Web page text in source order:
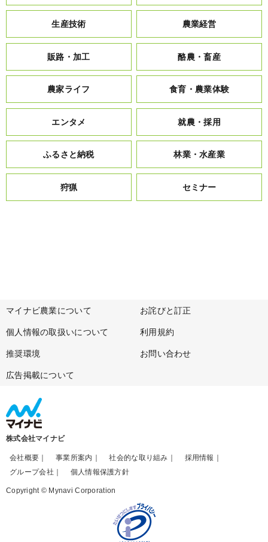
生産技術 農業経営
販路・加工 酪農・畜産
農家ライフ 食育・農業体験
エンタメ 就農・採用
ふるさと納税 林業・水産業
狩猟 セミナー
マイナビ農業について お詫びと訂正
個人情報の取扱いについて 利用規約
推奨環境 お問い合わせ
広告掲載について
株式会社マイナビ
会社概要 事業所案内 社会的な取り組み
採用情報
グループ会社
個人情報保護方針
Copyright © Mynavi Corporation